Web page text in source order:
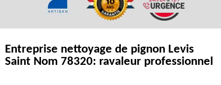
Entreprise nettoyage de pignon Levis
Saint Nom 78320: ravaleur professionnel